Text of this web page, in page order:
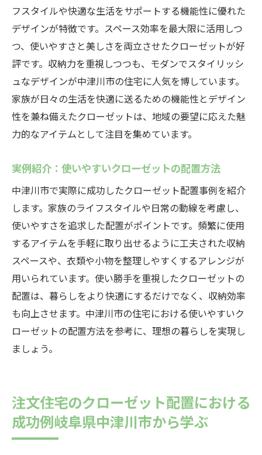
フスタイルや快適な生活をサポートする機能性に優れた
デザインが特徴です。スペース効率を最大限に活用しつ
つ、使いやすさと美しさを両立させたクローゼットが好
評です。収納力を重視しつつも、モダンでスタイリッシ
ュなデザインが中津川市の住宅に人気を博しています。
家族が日々の生活を快適に送るための機能性とデザイン
性を兼ね備えたクローゼットは、地域の要望に応えた魅
力的なアイテムとして注目を集めています。
実例紹介：使いやすいクローゼットの配置方法
中津川市で実際に成功したクローゼット配置事例を紹介
します。家族のライフスタイルや日常の動線を考慮し、
使いやすさを追求した配置がポイントです。頻繁に使用
するアイテムを手軽に取り出せるように工夫された収納
スペースや、衣類や小物を整理しやすくするアレンジが
用いられています。使い勝手を重視したクローゼットの
配置は、暮らしをより快適にするだけでなく、収納効率
も向上させます。中津川市の住宅における使いやすいク
ローゼットの配置方法を参考に、理想の暮らしを実現し
ましょう。
注文住宅のクローゼット配置における
成功例岐阜県中津川市から学ぶ